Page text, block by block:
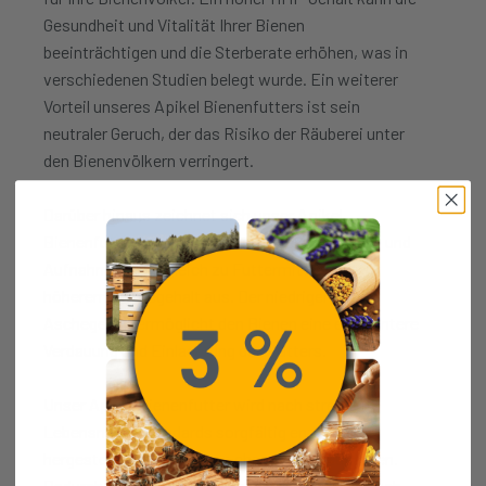
Gesundheit und Vitalität Ihrer Bienen
beeinträchtigen und die Sterberate erhöhen, was in
verschiedenen Studien belegt wurde. Ein weiterer
Vorteil unseres Apikel Bienenfutters ist sein
neutraler Geruch, der das Risiko der Räuberei unter
den Bienenvölkern verringert.
Darüber hinaus zeichnet sich unser Apikel
Bienenfutter durch eine bessere Verträglichkeit und
Aufnahme im Vergleich zu Futtermitteln mit
höherem Aschegehalt aus. Der niedrigere
Aschegehalt ermöglicht den Bienen eine effizientere
Verdauung und Einlagerung des Futters.
Unser Apikel Bienenfutter wird nach strengen
Lebensmittelstandards sorgfältig enzymatisch
hergestellt und ist frei von chemischen Zusätzen.